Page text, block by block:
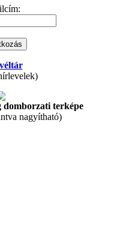
terképe
nagyítható)